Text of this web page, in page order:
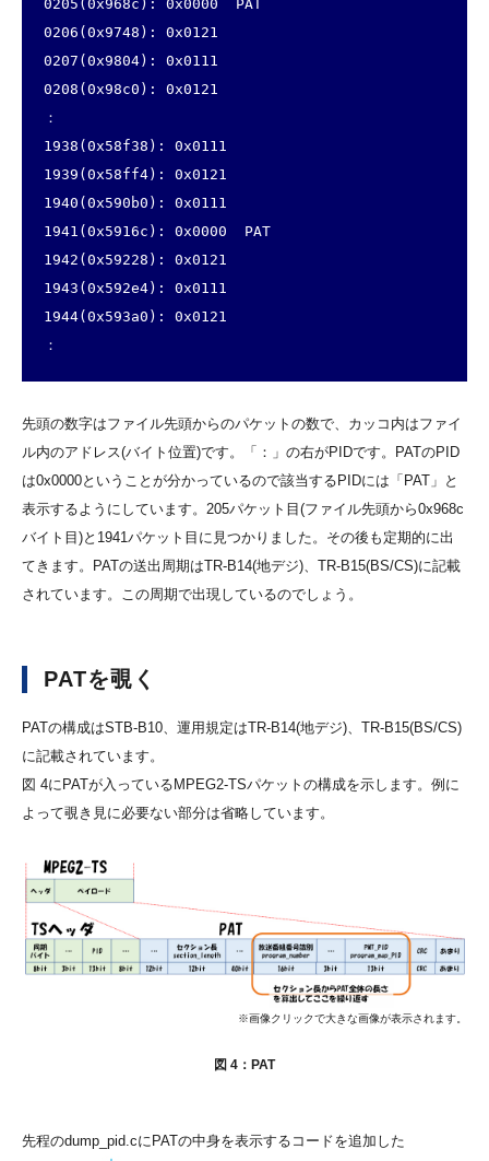
0205(0x968c): 0x0000  PAT
0206(0x9748): 0x0121
0207(0x9804): 0x0111
0208(0x98c0): 0x0121
：
1938(0x58f38): 0x0111
1939(0x58ff4): 0x0121
1940(0x590b0): 0x0111
1941(0x5916c): 0x0000  PAT
1942(0x59228): 0x0121
1943(0x592e4): 0x0111
1944(0x593a0): 0x0121
：
先頭の数字はファイル先頭からのパケットの数で、カッコ内はファイ
ル内のアドレス(バイト位置)です。「：」の右がPIDです。PATのPID
は0x0000ということが分かっているので該当するPIDには「PAT」と
表示するようにしています。205パケット目(ファイル先頭から0x968c
バイト目)と1941パケット目に見つかりました。その後も定期的に出
てきます。PATの送出周期はTR-B14(地デジ)、TR-B15(BS/CS)に記載
されています。この周期で出現しているのでしょう。
PATを覗く
PATの構成はSTB-B10、運用規定はTR-B14(地デジ)、TR-B15(BS/CS)
に記載されています。
図 4にPATが入っているMPEG2-TSパケットの構成を示します。例に
よって覗き見に必要ない部分は省略しています。
※画像クリックで大きな画像が表示されます。
図 4：PAT
先程のdump_pid.cにPATの中身を表示するコードを追加した